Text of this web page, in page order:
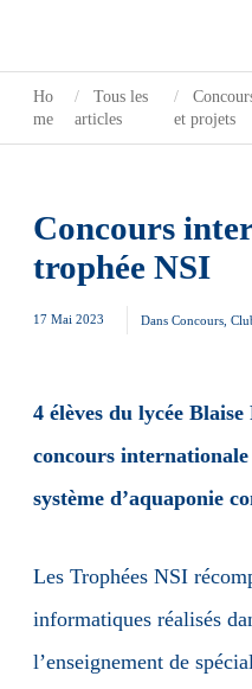
Ho
me
Tous les
articles
et projets
Concours
trophée NSI
17 Mai 2023 Dans Concours,
4 élèves du lycée
concours
système d’aquaponie
Les Trophées NSI
informatiques réalisés
l’enseignement de